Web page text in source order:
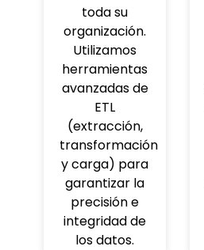
toda su
organización.
Utilizamos
herramientas
avanzadas de
ETL
(extracción,
transformación
y carga) para
garantizar la
precisión e
integridad de
los datos.